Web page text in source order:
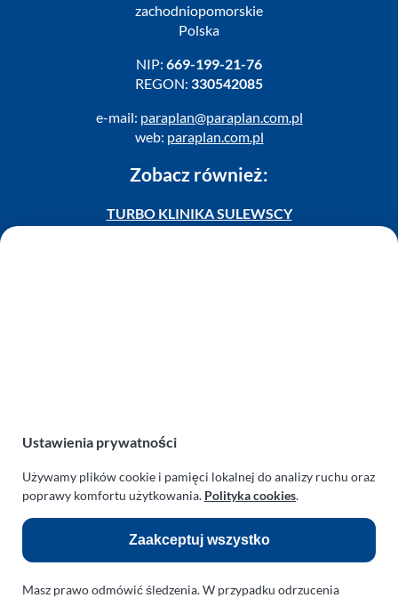
zachodniopomorskie
Polska
NIP: 669-199-21-76
REGON: 330542085
e-mail: paraplan@paraplan.com.pl
web: paraplan.com.pl
Zobacz również:
TURBO KLINIKA SULEWSCY
Odnośniki:
Flight Operations Consulting
Bolling Modellballone
Farma Agroturystyczna
Ustawienia prywatności
Używamy plików cookie i pamięci lokalnej do analizy ruchu oraz
poprawy komfortu użytkowania. Polityka cookies.
Zaakceptuj wszystko
Masz prawo odmówić śledzenia. W przypadku odrzucenia